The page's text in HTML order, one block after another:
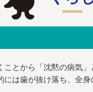
とから「沈黙の病気
は歯が抜け落ち、全身